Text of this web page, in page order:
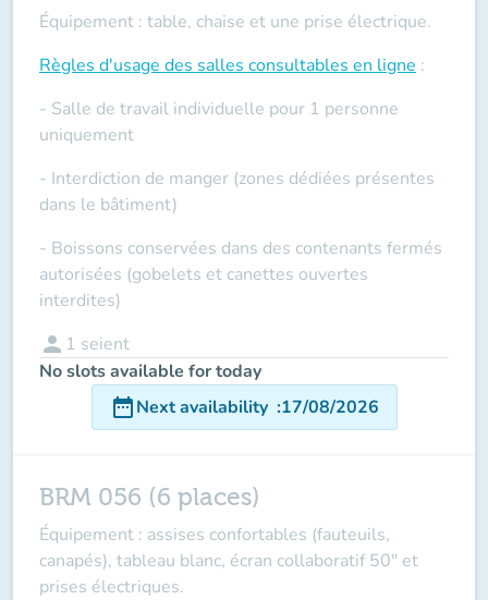
Équipement : table, chaise et une prise électrique.
Règles d'usage des salles consultables en ligne :
- Salle de travail individuelle pour 1 personne
uniquement
- Interdiction de manger (zones dédiées présentes
dans le bâtiment)
- Boissons conservées dans des contenants fermés
autorisées (gobelets et canettes ouvertes
interdites)
person 1 seient
No slots available for today
date_rangeNext availability :17/08/2026
BRM 056 (6 places)
Équipement : assises confortables (fauteuils,
canapés), tableau blanc, écran collaboratif 50" et
prises électriques.